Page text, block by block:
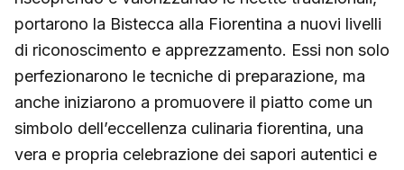
portarono la Bistecca alla Fiorentina a nuovi livelli
di riconoscimento e apprezzamento. Essi non solo
perfezionarono le tecniche di preparazione, ma
anche iniziarono a promuovere il piatto come un
simbolo dell’eccellenza culinaria fiorentina, una
vera e propria celebrazione dei sapori autentici e